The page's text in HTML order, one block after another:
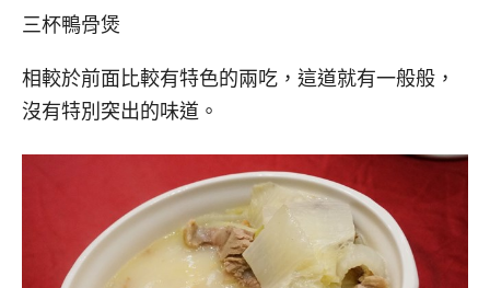
三杯鴨骨煲
相較於前面比較有特色的兩吃，這道就有一般般，
沒有特別突出的味道。